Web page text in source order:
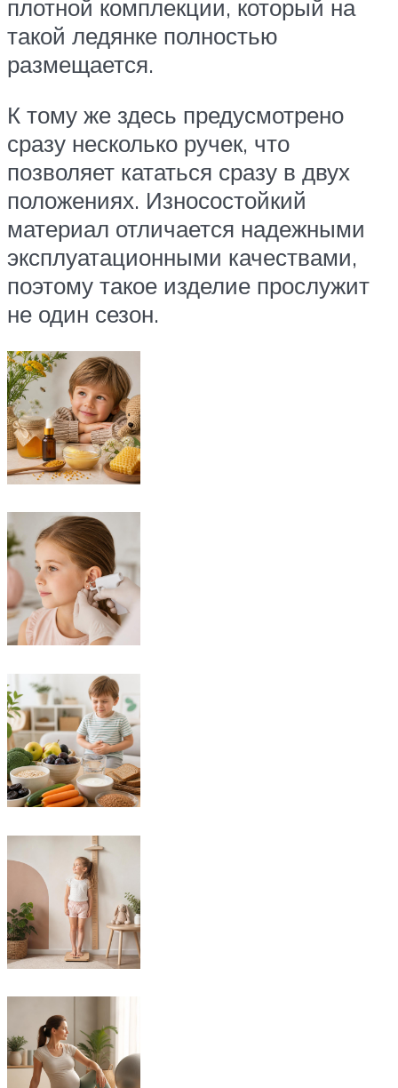
плотной комплекции, который на
такой ледянке полностью
размещается.
К тому же здесь предусмотрено
сразу несколько ручек, что
позволяет кататься сразу в двух
положениях. Износостойкий
материал отличается надежными
эксплуатационными качествами,
поэтому такое изделие прослужит
не один сезон.